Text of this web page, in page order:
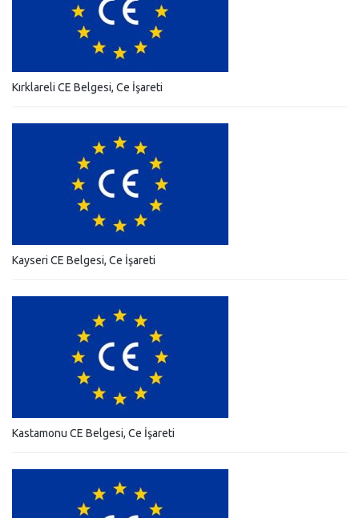
Kırklareli CE Belgesi, Ce İşareti
Kayseri CE Belgesi, Ce İşareti
Kastamonu CE Belgesi, Ce İşareti